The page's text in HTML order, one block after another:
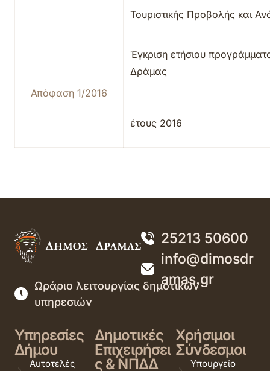
Τουριστικής Προβολής και
Απόφαση 1/2016
Έγκριση ετήσιου
Δράμας
έτους 2016
25213 50600
info@dimosdr
amas.gr
Ωράριο λειτουργίας δημοτικών
υπηρεσιών
Υπηρεσίες
Δήμου
Αυτοτελές
Δημοτικές
Επιχειρήσει
ς & ΝΠΔΔ
Χρήσιμοι
Σύνδεσμοι
Υπουργείο